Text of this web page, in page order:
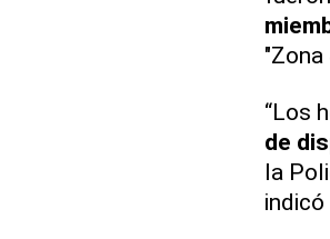
“Los
de
la